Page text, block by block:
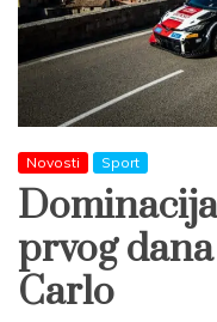
Novosti Sport
prvog
Carlo